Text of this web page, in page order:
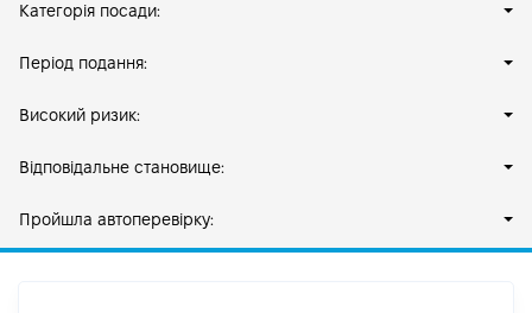
Категорія посади:
Період подання:
Високий ризик:
Відповідальне становище:
Пройшла автоперевірку: